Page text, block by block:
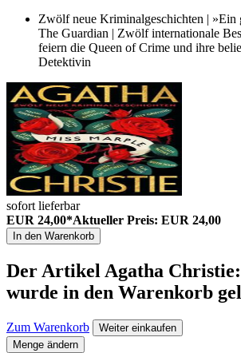
Zwölf neue Kriminalgeschichten | »Ein
The Guardian | Zwölf internationale
feiern die Queen of Crime und ihre
Detektivin
sofort lieferbar
EUR 24,00*Aktueller Preis: EUR 24,00
In den Warenkorb
Der Artikel Agatha
wurde in den Warenkorb
Zum Warenkorb
Weiter einkaufen
Menge ändern